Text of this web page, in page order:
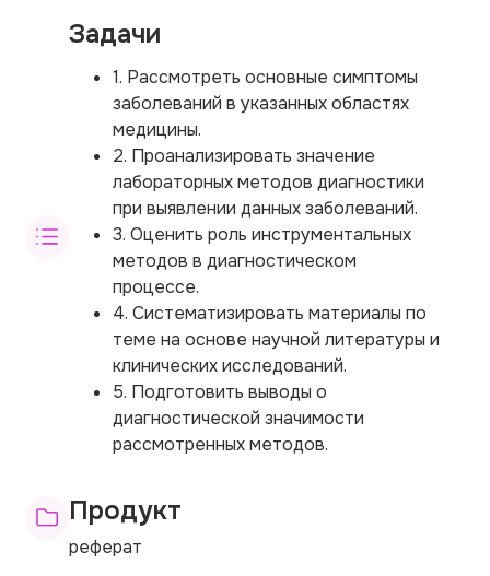
Задачи
1. Рассмотреть основные симптомы
заболеваний в указанных областях
медицины.
2. Проанализировать значение
лабораторных методов диагностики
при выявлении данных заболеваний.
3. Оценить роль инструментальных
методов в диагностическом
процессе.
4. Систематизировать материалы по
теме на основе научной литературы и
клинических исследований.
5. Подготовить выводы о
диагностической значимости
рассмотренных методов.
Продукт
реферат